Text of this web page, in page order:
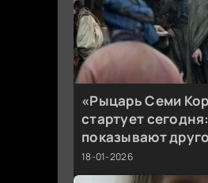
«Рыцарь Семи
стартует
показывают
18-01-2026